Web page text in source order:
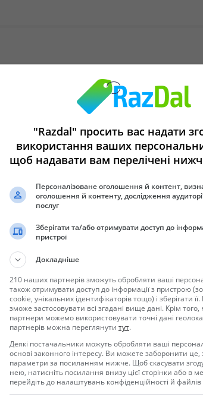
приваблює туристів своєю білосніжною
тропічними лісами. Це місце, де кожен
та історії або той, хто шукає спокійний
Кани до відокремлених заток Самани, кожен пляж
розслабитися на білому піску і насолодитися
"Razdal" просить вас надати
використання ваших
щоб надавати вам перелічені
Персоналізоване оголошення й контент,
оголошення й контенту, дослідження
послуг
Зберігати та/або отримувати доступ до
пристрої
Докладніше
210 наших партнерів зможуть обробляти ваші
також отримувати доступ до інформації з пристрою
cookie, унікальних ідентифікаторів тощо) і зберігати
зможе застосовувати всі згадані вище дані. Крім
партнери можемо використовувати точні дані
партнерів можна переглянути тут.
Деякі постачальники можуть обробляти ваші
основі законного інтересу. Ви можете заборонити
параметри за посиланням нижче. Щоб скасувати
нею, натисніть посилання внизу цієї сторінки або в
перейдіть до налаштувань конфіденційності й